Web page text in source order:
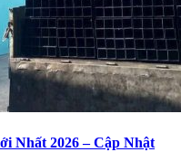
Nhất 2026 – Cập Nhật